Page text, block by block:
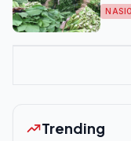
Trending